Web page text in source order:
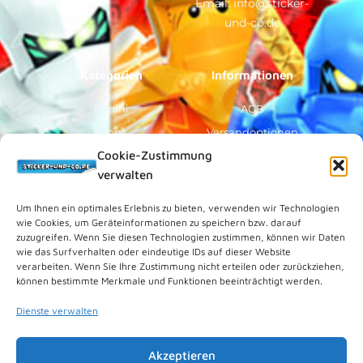
Cookie-Zustimmung
verwalten
Um Ihnen ein optimales Erlebnis zu bieten, verwenden wir Technologien
wie Cookies, um Geräteinformationen zu speichern bzw. darauf
zuzugreifen. Wenn Sie diesen Technologien zustimmen, können wir Daten
wie das Surfverhalten oder eindeutige IDs auf dieser Website
verarbeiten. Wenn Sie Ihre Zustimmung nicht erteilen oder zurückziehen,
können bestimmte Merkmale und Funktionen beeinträchtigt werden.
Dienste verwalten
Akzeptieren
k
-
f
b
e
g
r
a
m
k
und-co.de
Kategorien
Panini
Topps
Blue Ocean
Sammelfiguren
Vorverkauf
Informationen
AGB
Versandoptionen
Zahlungsoptionen
Über Uns
Rechtliches
Kundenkonto
Datenschutz
Cookies (EU)